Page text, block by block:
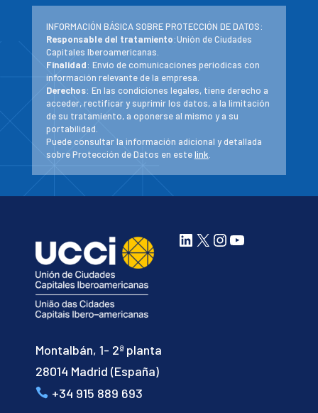
INFORMACIÓN BÁSICA SOBRE PROTECCIÓN DE DATOS:
Responsable del tratamiento:Unión de Ciudades
Capitales Iberoamericanas.
Finalidad: Envío de comunicaciones periodicas con
información relevante de la empresa.
Derechos: En las condiciones legales, tiene derecho a
acceder, rectificar y suprimir los datos, a la limitación
de su tratamiento, a oponerse al mismo y a su
portabilidad.
Puede consultar la información adicional y detallada
sobre Protección de Datos en estelink
Montalbán, 1- 2ª planta
28014 Madrid (España)
+34 915 889 693
LinkedIn
X Instagram
YouTube